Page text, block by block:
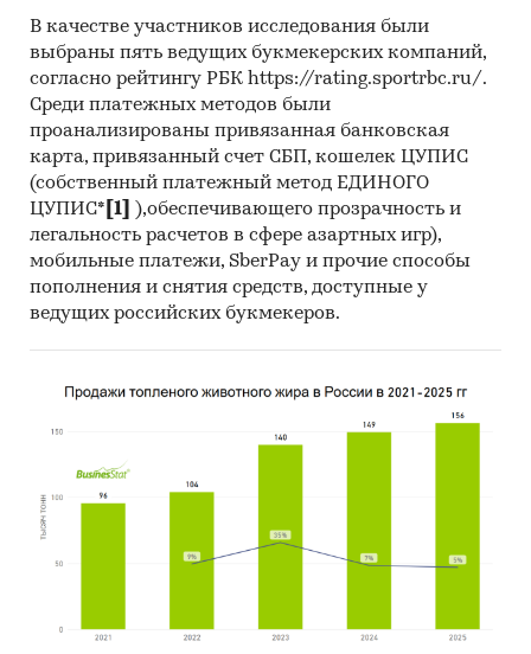
В качестве участников исследования были
выбраны пять ведущих букмекерских компаний,
согласно рейтингу РБК https://rating.sportrbc.ru/.
Среди платежных методов были
проанализированы привязанная банковская
карта, привязанный счет СБП, кошелек ЦУПИС
(собственный платежный метод ЕДИНОГО
ЦУПИС* [1]
),обеспечивающего прозрачность и
легальность расчетов в сфере азартных игр),
мобильные платежи, SberPay и прочие способы
пополнения и снятия средств, доступные у
ведущих российских букмекеров.